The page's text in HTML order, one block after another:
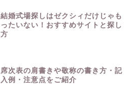
結婚式場探しはゼクシィだけじゃも
ったいない！おすすめサイトと探し
方
席次表の肩書きや敬称の書き方・記
入例・注意点をご紹介